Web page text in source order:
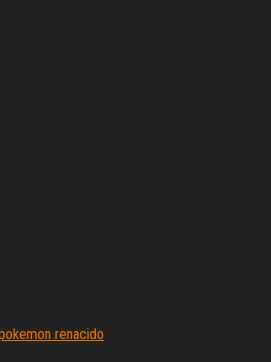
renacido